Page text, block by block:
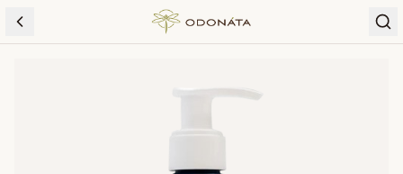
Skip to content